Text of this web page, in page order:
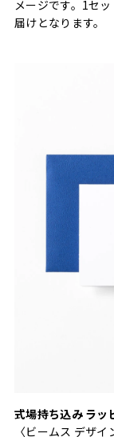
メージです。1セ
届けとなります。
式場持ち込み ラッ
〈ビームス デザ